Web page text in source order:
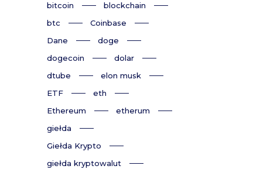
bitcoin
blockchain
btc
Coinbase
Dane
doge
dogecoin
dolar
dtube
elon musk
ETF
eth
Ethereum
etherum
giełda
Giełda Krypto
giełda kryptowalut